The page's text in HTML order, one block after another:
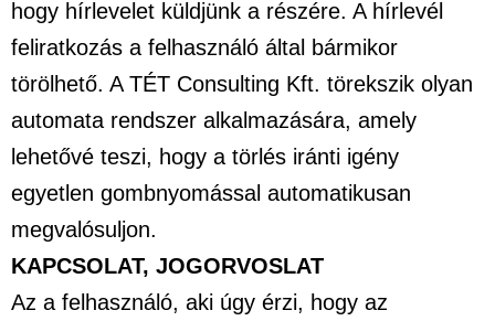
hogy hírlevelet küldjünk a részére. A hírlevél
feliratkozás a felhasználó által bármikor
törölhető. A TÉT Consulting Kft. törekszik olyan
automata rendszer alkalmazására, amely
lehetővé teszi, hogy a törlés iránti igény
egyetlen gombnyomással automatikusan
megvalósuljon.
KAPCSOLAT, JOGORVOSLAT
Az a felhasználó, aki úgy érzi, hogy az